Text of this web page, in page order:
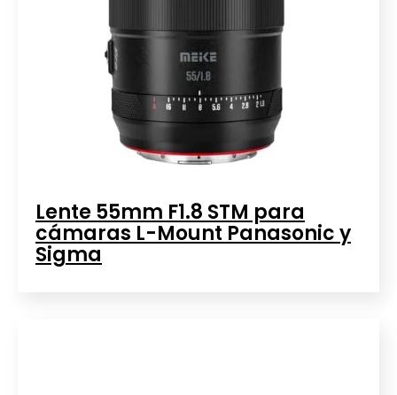
Lente 55mm F1.8 STM para
cámaras L-Mount Panasonic y
Sigma